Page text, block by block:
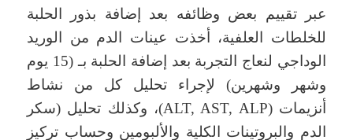
عبر تقييم بعض وظائفه بعد إضافة بذور الحلبة
للخلطات العلفية، أخذت عينات الدم من الوريد
الوداجي لنعاج التجربة بعد إضافة الحلبة بـ (15 يوم
وشهر وشهرين) لإجراء تحليل كل من نشاط
أنزيمات (ALT, AST, ALP)، وكذلك تحليل (سكر
الدم والبروتينات الكلية والألبومين وحساب تركيز